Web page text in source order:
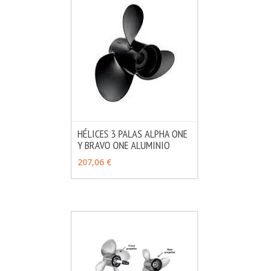
VER OPCIONES MÁS INFO
HÉLICES 3 PALAS ALPHA ONE
Y BRAVO ONE ALUMINIO
207,06 €